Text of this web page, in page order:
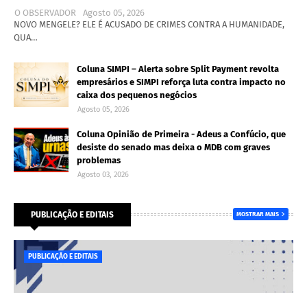
O OBSERVADOR
Agosto 05, 2026
NOVO MENGELE? ELE É ACUSADO DE CRIMES CONTRA A HUMANIDADE,
QUA…
Coluna SIMPI – Alerta sobre Split Payment revolta
empresários e SIMPI reforça luta contra impacto no
caixa dos pequenos negócios
Agosto 05, 2026
Coluna Opinião de Primeira - Adeus a Confúcio, que
desiste do senado mas deixa o MDB com graves
problemas
Agosto 03, 2026
PUBLICAÇÃO E EDITAIS MOSTRAR MAIS
PUBLICAÇÃO E EDITAIS